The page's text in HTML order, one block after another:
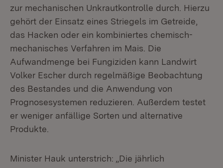
zur mechanischen Unkrautkontrolle durch. Hierzu
gehört der Einsatz eines Striegels im Getreide,
das Hacken oder ein kombiniertes chemisch-
mechanisches Verfahren im Mais. Die
Aufwandmenge bei Fungiziden kann Landwirt
Volker Escher durch regelmäßige Beobachtung
des Bestandes und die Anwendung von
Prognosesystemen reduzieren. Außerdem testet
er weniger anfällige Sorten und alternative
Produkte.
Minister Hauk unterstrich: „Die jährlich